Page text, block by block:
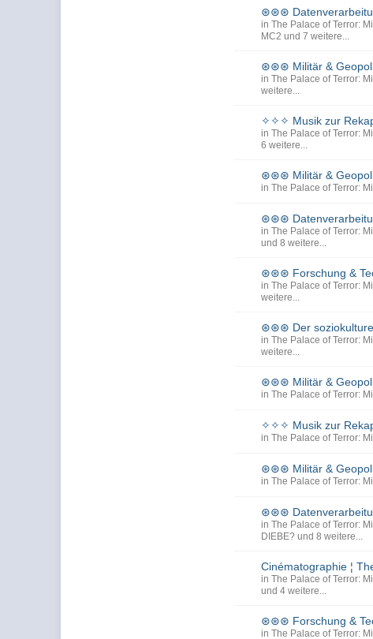
⊛⊛⊛
inThe Palace of Terror:
MC2 und 7 weitere...
⊛⊛⊛ Militär &
inThe Palace of Terror:
weitere...
✧✧✧ Musik zur
inThe Palace of Terror:
6 weitere...
⊛⊛⊛ Militär &
inThe Palace of Terror:
⊛⊛⊛
inThe Palace of Terror:
und 8 weitere...
⊛⊛⊛ Forschung &
inThe Palace of Terror:
weitere...
⊛⊛⊛ Der
inThe Palace of Terror:
weitere...
⊛⊛⊛ Militär &
inThe Palace of Terror:
✧✧✧ Musik zur
inThe Palace of Terror:
⊛⊛⊛ Militär &
inThe Palace of Terror:
⊛⊛⊛
inThe Palace of Terror:
DIEBE? und 8 weitere...
Cinématographie ¦
inThe Palace of Terror:
und 4 weitere...
⊛⊛⊛ Forschung &
inThe Palace of Terror: